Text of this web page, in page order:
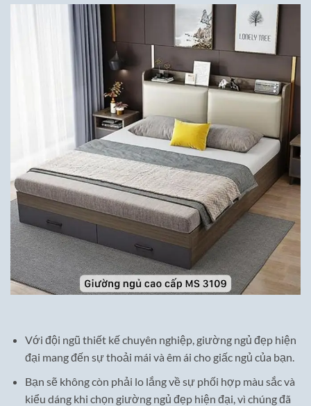
Với đội ngũ thiết kế chuyên nghiệp, giường ngủ đẹp hiện
đại mang đến sự thoải mái và êm ái cho giấc ngủ của bạn.
Bạn sẽ không còn phải lo lắng về sự phối hợp màu sắc và
kiểu dáng khi chọn giường ngủ đẹp hiện đại, vì chúng đã